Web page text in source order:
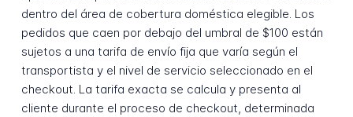
dentro del área de cobertura doméstica elegible. Los
pedidos que caen por debajo del umbral de $100 están
sujetos a una tarifa de envío fija que varía según el
transportista y el nivel de servicio seleccionado en el
checkout. La tarifa exacta se calcula y presenta al
cliente durante el proceso de checkout, determinada